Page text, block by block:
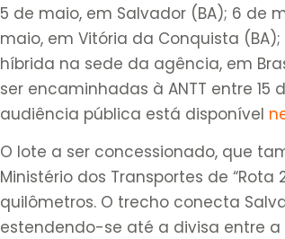
5 de maio, em Salvador (BA); 6 de
maio, em Vitória da Conquista
híbrida na sede da agência, em
ser encaminhadas à ANTT entre 15
audiência pública está disponível
O lote a ser concessionado, que
Ministério dos Transportes de
quilômetros. O trecho conecta
estendendo-se até a divisa entre a